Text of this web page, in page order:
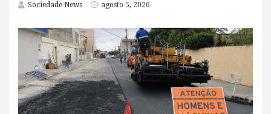
Sociedade News agosto 5, 2026